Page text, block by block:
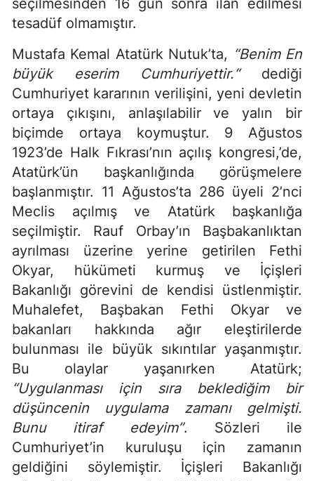
seçilmesinden 16 gün sonra ilan edilmesi
tesadüf olmamıştır.
Mustafa Kemal Atatürk Nutuk’ta, “Benim En
büyük eserim Cumhuriyettir.“dediği
Cumhuriyet kararının verilişini, yeni devletin
ortaya çıkışını, anlaşılabilir ve yalın bir
biçimde ortaya koymuştur. 9 Ağustos
1923’de Halk Fıkrası’nın açılış kongresi,’de,
Atatürk’ün başkanlığında görüşmelere
başlanmıştır. 11 Ağustos’ta 286 üyeli 2’nci
Meclis açılmış ve Atatürk başkanlığa
seçilmiştir. Rauf Orbay’ın Başbakanlıktan
ayrılması üzerine yerine getirilen Fethi
Okyar, hükümeti kurmuş ve İçişleri
Bakanlığı görevini de kendisi üstlenmiştir.
Muhalefet, Başbakan Fethi Okyar ve
bakanları hakkında ağır eleştirilerde
bulunması ile büyük sıkıntılar yaşanmıştır.
Bu olaylar yaşanırken Atatürk;
“Uygulanması için sıra beklediğim bir
düşüncenin uygulama zamanı gelmişti.
Bunu itiraf edeyim”. Sözleri ile
Cumhuriyet’in kuruluşu için zamanın
geldiğini söylemiştir. İçişleri Bakanlığı